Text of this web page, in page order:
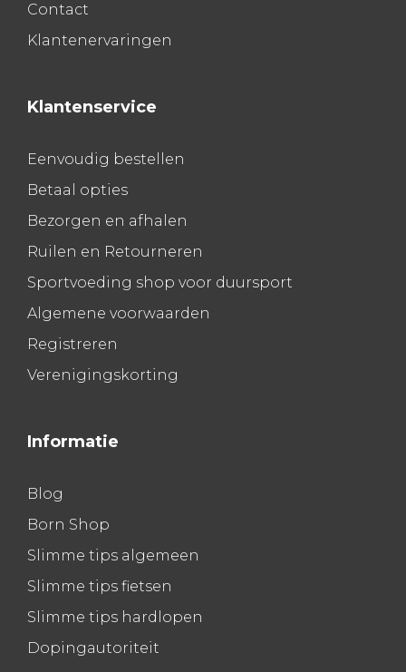
Contact
Klantenervaringen
Klantenservice
Eenvoudig bestellen
Betaal opties
Bezorgen en afhalen
Ruilen en Retourneren
Sportvoeding shop voor duursport
Algemene voorwaarden
Registreren
Verenigingskorting
Informatie
Blog
Born Shop
Slimme tips algemeen
Slimme tips fietsen
Slimme tips hardlopen
Dopingautoriteit